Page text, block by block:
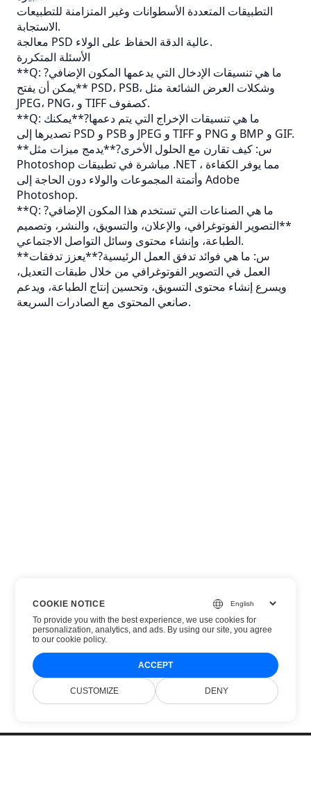
التطبيقات المتعددة الأسطوانات وغير المتزامنة للتطبيعات
الاستجابة.
معالجة PSD عالية الدقة الحفاظ على الولاء.
الأسئلة المتكررة
**Q: ما هي تنسيقات الإدخال التي يدعمها المكون الإضافي?
**يمكن أن يفتح PSD، PSB، وشكلات العرض الشائعة مثل
JPEG، PNG، و TIFF كصفوف.
**Q: ما هي تنسيقات الإخراج التي يتم دعمها?**يمكنك
تصديرها إلى PSD و PSB و JPEG و TIFF و PNG و BMP و GIF.
**س: كيف تقارن مع الحلول الأخرى?**يدمج ميزات مثل
Photoshop مباشرة في تطبيقات .NET ، مما يوفر الكفاءة
وأتمتة المجموعات والولاء دون الحاجة إلى Adobe
Photoshop.
**Q: ما هي الصناعات التي تستخدم هذا المكون الإضافي?
**التصوير الفوتوغرافي، والإعلان، والتسويق، والنشر، وتصميم
الطباعة، وإنشاء محتوى وسائل التواصل الاجتماعي.
**س: ما هي فوائد تدفق العمل الرئيسية?**يعزز تدفقات
العمل في التصوير الفوتوغرافي من خلال طبقات التعديل،
ويسرع إنشاء محتوى التسويق، وتحسين إنتاج الطباعة، ويدعم
صانعي المحتوى مع الصادرات السريعة.
COOKIE NOTICE
To provide you with the best experience, we use cookies for
personalization, analytics, and ads. By using our site, you agree
toour cookie policy.
ACCEPT
CUSTOMIZE DENY